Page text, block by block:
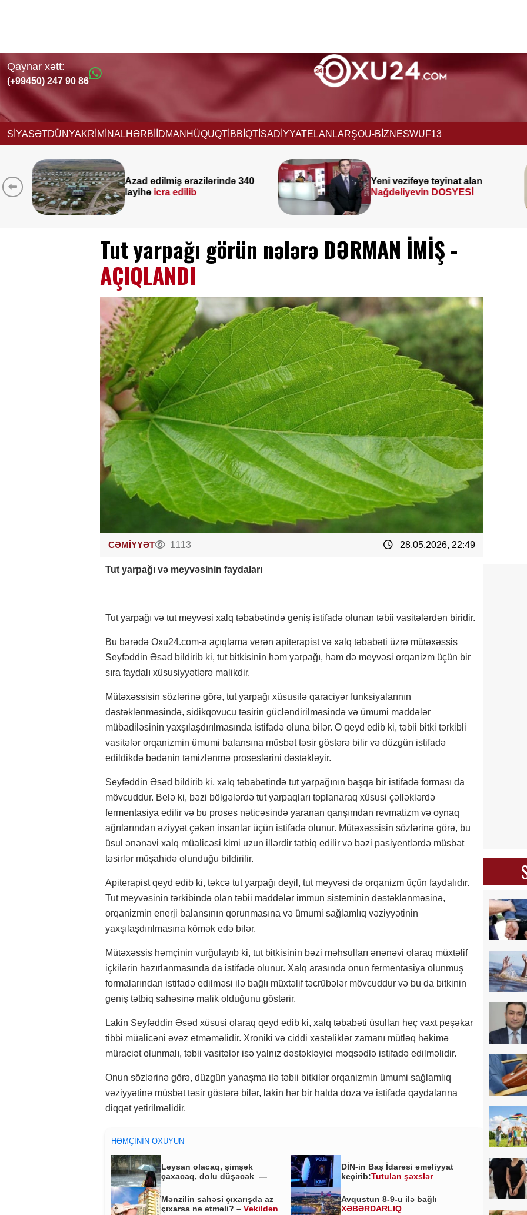
Qaynar xətt:
(+99450) 247 90 86
SİYASƏTDÜNYAKRİMİNAL HƏRBİİDMANHÜQUQTİBBİQTİSADİYYATELANLARŞOU-BİZNESWUF13
340
Yeni vəzifəyə təyinat alan
Nağdəliyevin DOSYESİ
PrezidentSƏRƏNCAM
İMZALADI
Tut yarpağı görün nələrə DƏRMAN İMİŞ -
AÇIQLANDI
CƏMİYYƏT 1113 28.05.2026, 22:49
Tut yarpağı və meyvəsinin faydaları
Tut yarpağı və tut meyvəsi xalq təbabətində geniş istifadə olunan təbii vasitələrdən biridir.
Bu barədə Oxu24.com-a açıqlama verən apiterapist və xalq təbabəti üzrə mütəxəssis
Seyfəddin Əsəd bildirib ki, tut bitkisinin həm yarpağı, həm də meyvəsi orqanizm üçün bir
sıra faydalı xüsusiyyətlərə malikdir.
Mütəxəssisin sözlərinə görə, tut yarpağı xüsusilə qaraciyər funksiyalarının
dəstəklənməsində, sidikqovucu təsirin gücləndirilməsində və ümumi maddələr
mübadiləsinin yaxşılaşdırılmasında istifadə oluna bilər. O qeyd edib ki, təbii bitki tərkibli
vasitələr orqanizmin ümumi balansına müsbət təsir göstərə bilir və düzgün istifadə
edildikdə bədənin təmizlənmə proseslərini dəstəkləyir.
Seyfəddin Əsəd bildirib ki, xalq təbabətində tut yarpağının başqa bir istifadə forması da
mövcuddur. Belə ki, bəzi bölgələrdə tut yarpaqları toplanaraq xüsusi çəlləklərdə
fermentasiya edilir və bu proses nəticəsində yaranan qarışımdan revmatizm və oynaq
ağrılarından əziyyət çəkən insanlar üçün istifadə olunur. Mütəxəssisin sözlərinə görə, bu
üsul ənənəvi xalq müalicəsi kimi uzun illərdir tətbiq edilir və bəzi pasiyentlərdə müsbət
təsirlər müşahidə olunduğu bildirilir.
Apiterapist qeyd edib ki, təkcə tut yarpağı deyil, tut meyvəsi də orqanizm üçün faydalıdır.
Tut meyvəsinin tərkibində olan təbii maddələr immun sisteminin dəstəklənməsinə,
orqanizmin enerji balansının qorunmasına və ümumi sağlamlıq vəziyyətinin
yaxşılaşdırılmasına kömək edə bilər.
Mütəxəssis həmçinin vurğulayıb ki, tut bitkisinin bəzi məhsulları ənənəvi olaraq müxtəlif
içkilərin hazırlanmasında da istifadə olunur. Xalq arasında onun fermentasiya olunmuş
formalarından istifadə edilməsi ilə bağlı müxtəlif təcrübələr mövcuddur və bu da bitkinin
geniş tətbiq sahəsinə malik olduğunu göstərir.
Lakin Seyfəddin Əsəd xüsusi olaraq qeyd edib ki, xalq təbabəti üsulları heç vaxt peşəkar
tibbi müalicəni əvəz etməməlidir. Xroniki və ciddi xəstəliklər zamanı mütləq həkimə
müraciət olunmalı, təbii vasitələr isə yalnız dəstəkləyici məqsədlə istifadə edilməlidir.
Onun sözlərinə görə, düzgün yanaşma ilə təbii bitkilər orqanizmin ümumi sağlamlıq
vəziyyətinə müsbət təsir göstərə bilər, lakin hər bir halda doza və istifadə qaydalarına
diqqət yetirilməlidir.
HƏMÇININ OXUYUN
Leysan olacaq, şimşək
çaxacaq, dolu düşəcək —
DİN-in Baş İdarəsi əməliyyat
keçirib:Tutulan şəxslər
Mənzilin sahəsi çıxarışda az
çıxarsa nə etməli? –Vəkildən
Avqustun 8-9-u ilə bağlı
XƏBƏRDARLIQ